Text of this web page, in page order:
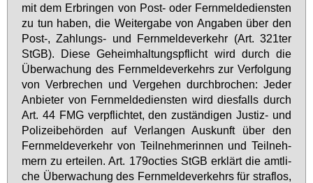
mit dem Er­brin­gen von Post- oder Fern­mel­de­diens­ten
zu tun ha­ben, die Wei­ter­ga­be von An­ga­ben über den
Post-, Zah­lungs- und Fern­mel­de­ver­kehr (Art. 321­ter
StGB). Die­se Ge­heim­hal­tungs­pflicht wird durch die
Über­wa­chung des Fern­mel­de­ver­kehrs zur Ver­fol­gung
von Ver­bre­chen und Ver­ge­hen durch­bro­chen: Je­der
An­bie­ter von Fern­mel­de­diens­ten wird dies­falls durch
Art. 44 FMG ver­pflich­tet, den zu­stän­di­gen Jus­tiz- und
Po­li­zei­be­hör­den auf Ver­lan­gen Aus­kunft über den
Fern­mel­de­ver­kehr von Teil­neh­me­rin­nen und Teil­neh­
mern zu er­tei­len. Art. 179oc­ties StGB er­klärt die amt­li­
che Über­wa­chung des Fern­mel­de­ver­kehrs für straf­los,